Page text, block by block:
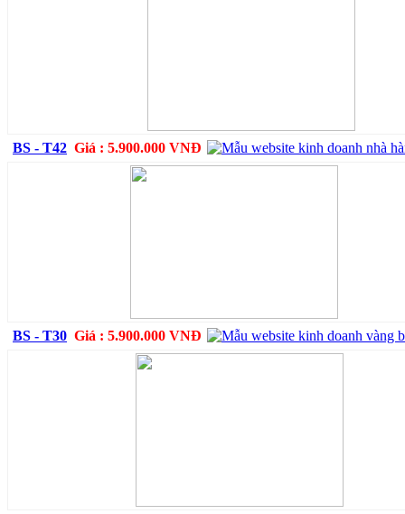
BS - T42 Giá : 5.900.000 VNĐ
BS - T30 Giá : 5.900.000 VNĐ